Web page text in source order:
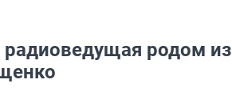
родом из